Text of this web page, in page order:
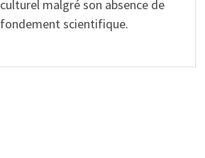
culturel malgré son absence de
fondement scientifique.